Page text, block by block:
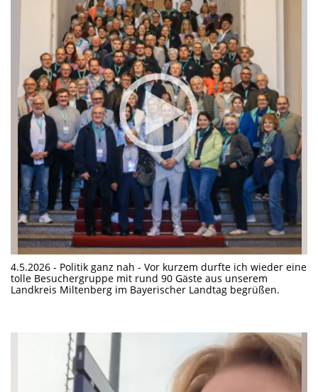
4.5.2026 - Politik ganz nah - Vor kurzem durfte ich wieder eine
tolle Besuchergruppe mit rund 90 Gäste aus unserem
Landkreis Miltenberg im Bayerischer Landtag begrüßen.